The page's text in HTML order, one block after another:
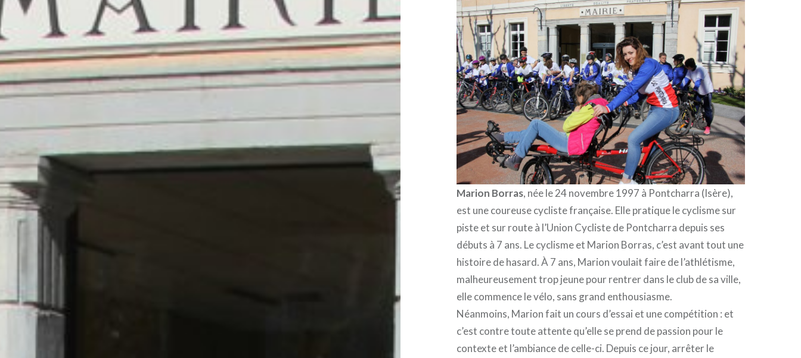
Marion Borras, née le 24 novembre 1997 à Pontcharra (Isère),
est une coureuse cycliste française. Elle pratique le cyclisme sur
piste et sur route à l’Union Cycliste de Pontcharra depuis ses
débuts à 7 ans. Le cyclisme et Marion Borras, c’est avant tout une
histoire de hasard. À 7 ans, Marion voulait faire de l’athlétisme,
malheureusement trop jeune pour rentrer dans le club de sa ville,
elle commence le vélo, sans grand enthousiasme.
Néanmoins, Marion fait un cours d’essai et une compétition : et
c’est contre toute attente qu’elle se prend de passion pour le
contexte et l’ambiance de celle-ci. Depuis ce jour, arrêter le